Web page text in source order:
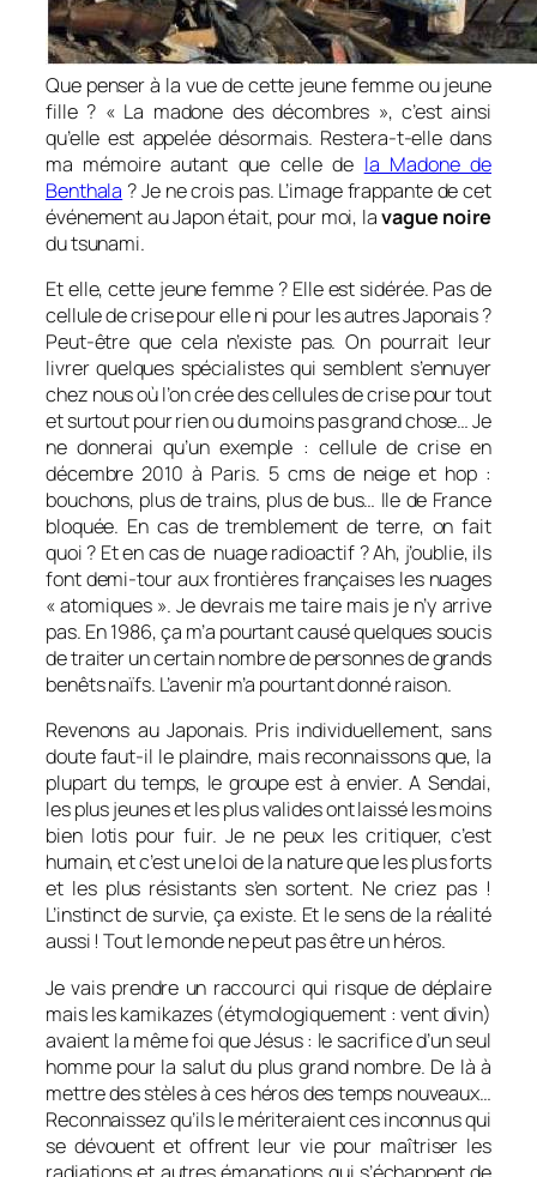
Que penser à la vue de cette jeune femme ou jeune
fille ? « La madone des décombres », c’est ainsi
qu’elle est appelée désormais. Restera-t-elle dans
ma mémoire autant que celle de la Madone de
Benthala ? Je ne crois pas. L’image frappante de cet
événement au Japon était, pour moi, lavague noire
du tsunami.
Et elle, cette jeune femme ? Elle est sidérée. Pas de
cellule de crise pour elle ni pour les autres Japonais ?
Peut-être que cela n’existe pas. On pourrait leur
livrer quelques spécialistes qui semblent s’ennuyer
chez nous où l’on crée des cellules de crise pour tout
et surtout pour rien ou du moins pas grand chose… Je
ne donnerai qu’un exemple : cellule de crise en
décembre 2010 à Paris. 5 cms de neige et hop :
bouchons, plus de trains, plus de bus… Ile de France
bloquée. En cas de tremblement de terre, on fait
quoi ? Et en cas de nuage radioactif ? Ah, j’oublie, ils
font demi-tour aux frontières françaises les nuages
« atomiques ». Je devrais me taire mais je n’y arrive
pas. En 1986, ça m’a pourtant causé quelques soucis
de traiter un certain nombre de personnes de grands
benêts naïfs. L’avenir m’a pourtant donné raison.
Revenons au Japonais. Pris individuellement, sans
doute faut-il le plaindre, mais reconnaissons que, la
plupart du temps, le groupe est à envier. A Sendai,
les plus jeunes et les plus valides ont laissé les moins
bien lotis pour fuir. Je ne peux les critiquer, c’est
humain, et c’est une loi de la nature que les plus forts
et les plus résistants s’en sortent. Ne criez pas !
L’instinct de survie, ça existe. Et le sens de la réalité
aussi ! Tout le monde ne peut pas être un héros.
Je vais prendre un raccourci qui risque de déplaire
mais les kamikazes (étymologiquement : vent divin)
avaient la même foi que Jésus : le sacrifice d’un seul
homme pour la salut du plus grand nombre. De là à
mettre des stèles à ces héros des temps nouveaux…
Reconnaissez qu’ils le mériteraient ces inconnus qui
se dévouent et offrent leur vie pour maîtriser les